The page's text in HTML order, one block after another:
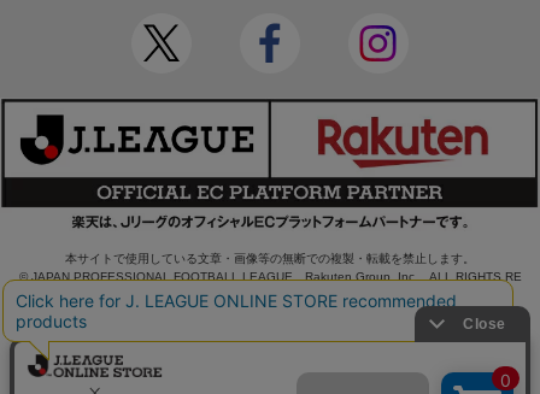
本サイトで使用している文章・画像等の無断での複製・転載を禁止します。
© JAPAN PROFESSIONAL FOOTBALL LEAGUE Rakuten Group, Inc. ALL RIGHTS RE
SERVED.